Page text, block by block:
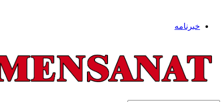
خبرنامه